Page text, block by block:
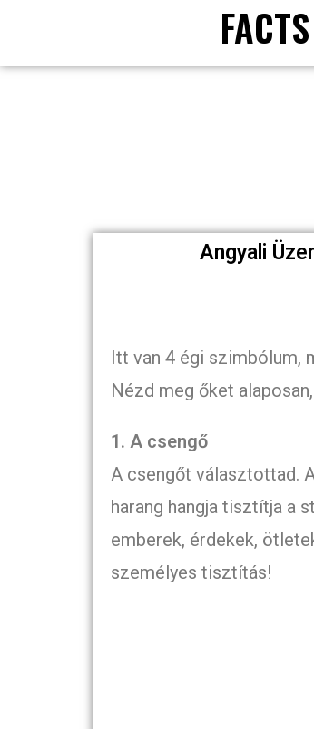
FACTS
Angyali
Itt van 4 égi szimbólum,
Nézd meg őket
1. A csengő
A csengőt választottad.
harang hangja tisztítja a
emberek, érdekek,
személyes tisztítás!